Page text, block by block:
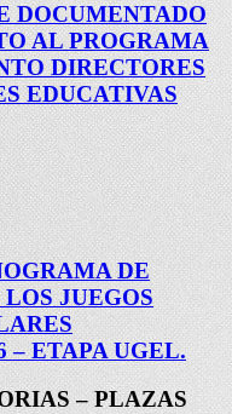
DOCUMENTADO
AL PROGRAMA
DIRECTORES
EDUCATIVAS
DE
JUEGOS
– ETAPA UGEL.
– PLAZAS